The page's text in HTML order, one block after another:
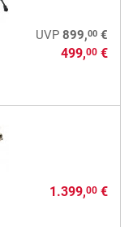
UVP 899,00€
499,00€
1.399,00€